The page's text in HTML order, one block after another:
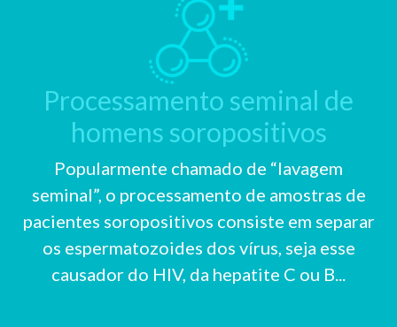
Processamento seminal de
homens soropositivos
Popularmente chamado de “lavagem
seminal”, o processamento de amostras de
pacientes soropositivos consiste em separar
os espermatozoides dos vírus, seja esse
causador do HIV, da hepatite C ou B...